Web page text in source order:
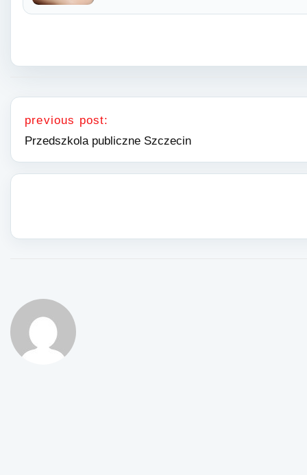
Nawigacja wpisu
previous post:
Przedszkola publiczne Szczecin